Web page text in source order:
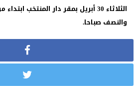
الثلاثاء 30 أبريل بمقر دار المنتخب
والنصف صباحا.